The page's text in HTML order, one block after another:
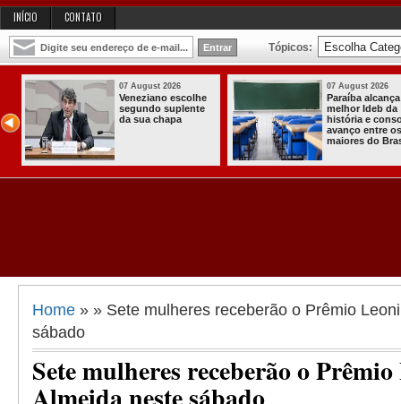
INÍCIO CONTATO
Tópicos:
os
Brasil
07 August 2026
Homem é preso
com armas,
munições e
radiocomunicadore
03
a
Home » » Sete mulheres receberão o Prêmio
sábado
Sete mulheres receberão o